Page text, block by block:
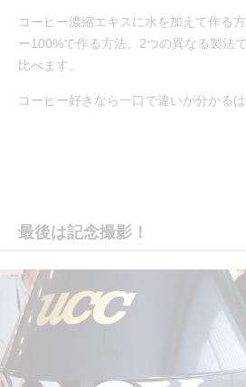
コーヒー濃縮エキスに水を加えて作る
ー100%で作る方法、2つの異なる製法
比べます。
コーヒー好きなら一口で違いが分かる
最後は記念撮影！